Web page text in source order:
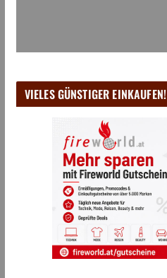
VIELES GÜNSTIGER EINKAUFEN!